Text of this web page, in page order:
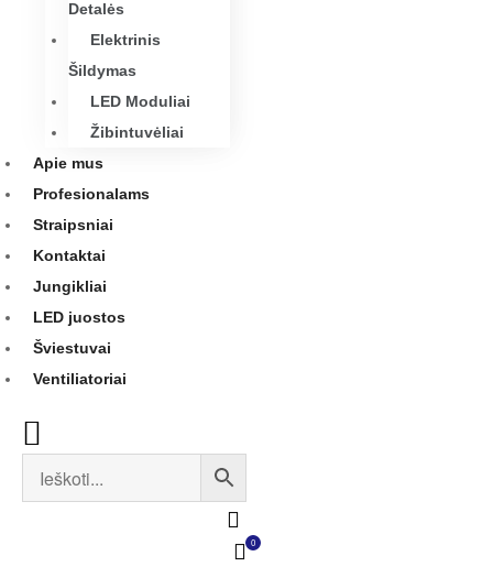
Detalės
Elektrinis
Šildymas
LED Moduliai
Žibintuvėliai
Apie mus
Profesionalams
Straipsniai
Kontaktai
Jungikliai
LED juostos
Šviestuvai
Ventiliatoriai
0